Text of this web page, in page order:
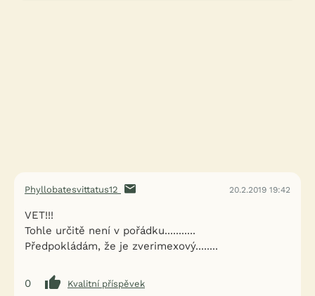
Phyllobatesvittatus12 20.2.2019 19:42
VET!!!
Tohle určitě není v pořádku...........
Předpokládám, že je zverimexový........
0
Kvalitní příspěvek